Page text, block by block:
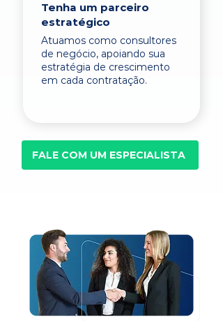
Tenha um parceiro
estratégico
Atuamos como consultores
de negócio, apoiando sua
estratégia de crescimento
em cada contratação.
FALE COM UM ESPECIALISTA